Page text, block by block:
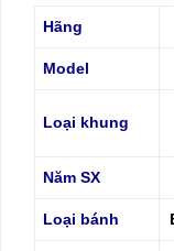
Hãng
Model
Loại khung
Năm SX
Loại bánh